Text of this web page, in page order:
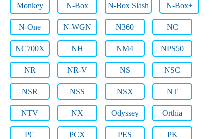
Monkey N-Box N-Box Slash N-Box+
N-One N-WGN N360 NC
NC700X NH NM4 NPS50
NR NR-V NS NSC
NSR NSS NSX NT
NTV NX Odyssey Orthia
PC PCX PES PK